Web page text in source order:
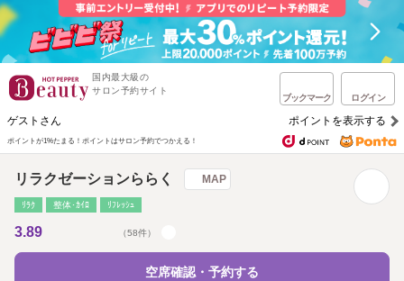
国内最大級の
サロン予約サイト
ブックマーク ログイン
ゲストさん ポイントを表示する
ポイントが1%たまる！ ポイントはサロン予約でつかえる！
リラクゼーションららく MAP
ﾘﾗｸ 整体･ｶｲﾛ ﾘﾌﾚｯｼｭ
3.89 （58件）
空席確認・予約する